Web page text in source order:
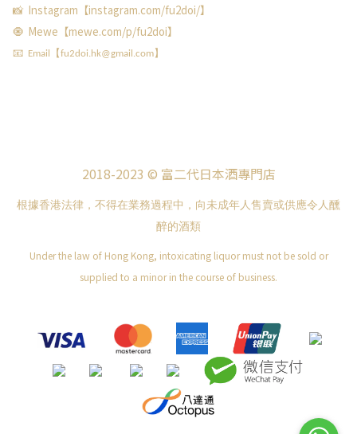
📸 Instagram【instagram.com/fu2doi/】
🧿 Mewe【mewe.com/p/fu2doi】
📧 Email【fu2doi.hk@gmail.com】
2018-2023 © 富二代日本酒專門店
根據香港法律，不得在業務過程中，向未成年人售賣或供應令人醺
醉的酒類
Under the law of Hong Kong, intoxicating liquor must not be sold or
supplied to a minor in the course of business.